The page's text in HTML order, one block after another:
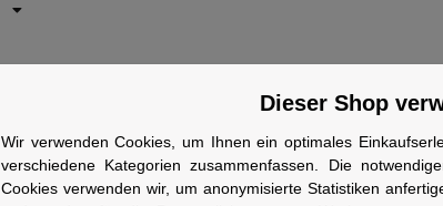
Dieser Shop
Wir verwenden Cookies, um Ihnen ein optimales
verschiedene Kategorien zusammenfassen. Die
Cookies verwenden wir, um anonymisierte Statistiken